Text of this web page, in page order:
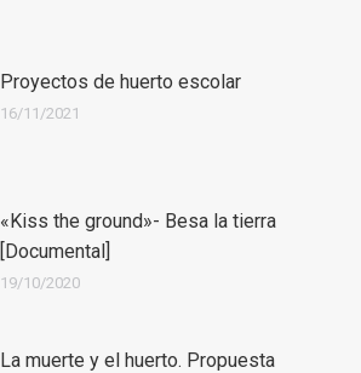
Proyectos de huerto escolar
16/11/2021
«Kiss the ground»- Besa la tierra
[Documental]
19/10/2020
La muerte y el huerto. Propuesta